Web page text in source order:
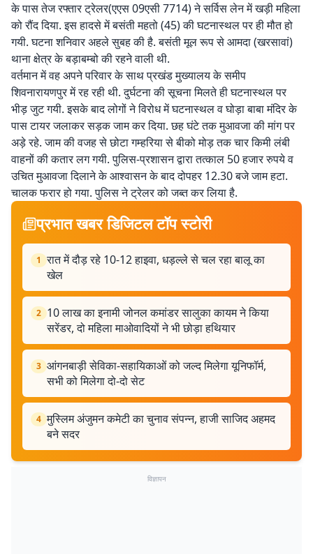
के पास तेज रफ्तार ट्रेलर(एएस 09एसी 7714) ने सर्विस लेन में खड़ी महिला
को रौंद दिया. इस हादसे में बसंती महतो (45) की घटनास्थल पर ही मौत हो
गयी. घटना शनिवार अहले सुबह की है. बसंती मूल रूप से आमदा (खरसावां)
थाना क्षेत्र के बड़ाबम्बो की रहने वाली थी.
वर्तमान में वह अपने परिवार के साथ प्रखंड मुख्यालय के समीप
शिवनारायणपुर में रह रही थी. दुर्घटना की सूचना मिलते ही घटनास्थल पर
भीड़ जुट गयी. इसके बाद लोगों ने विरोध में घटनास्थल व घोड़ा बाबा मंदिर के
पास टायर जलाकर सड़क जाम कर दिया. छह घंटे तक मुआवजा की मांग पर
अड़े रहे. जाम की वजह से छोटा गम्हरिया से बीको मोड़ तक चार किमी लंबी
वाहनों की कतार लग गयी. पुलिस-प्रशासन द्वारा तत्काल 50 हजार रुपये व
उचित मुआवजा दिलाने के आश्वासन के बाद दोपहर 12.30 बजे जाम हटा.
चालक फरार हो गया. पुलिस ने ट्रेलर को जब्त कर लिया है.
प्रभात खबर डिजिटल टॉप स्टोरी
1 रात में दौड़ रहे 10-12 हाइवा, धड़ल्ले से चल रहा बालू का
खेल
2 10 लाख का इनामी जोनल कमांडर सालुका कायम ने किया
सरेंडर, दो महिला माओवादियों ने भी छोड़ा हथियार
3 आंगनबाड़ी सेविका-सहायिकाओं को जल्द मिलेगा यूनिफॉर्म,
सभी को मिलेगा दो-दो सेट
4 मुस्लिम अंजुमन कमेटी का चुनाव संपन्न, हाजी साजिद अहमद
बने सदर
विज्ञापन